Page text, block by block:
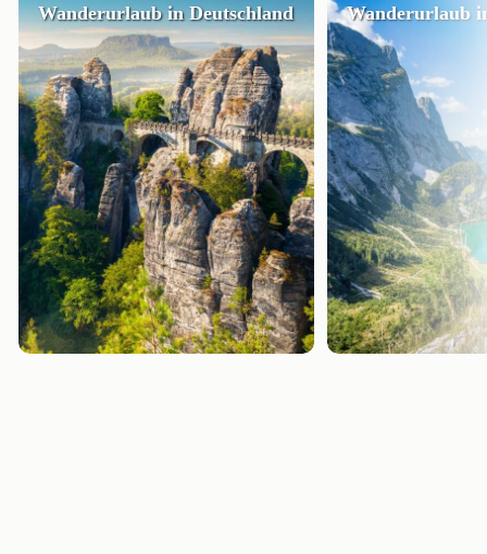
Wanderurlaub in Deutschland Wanderurlaub